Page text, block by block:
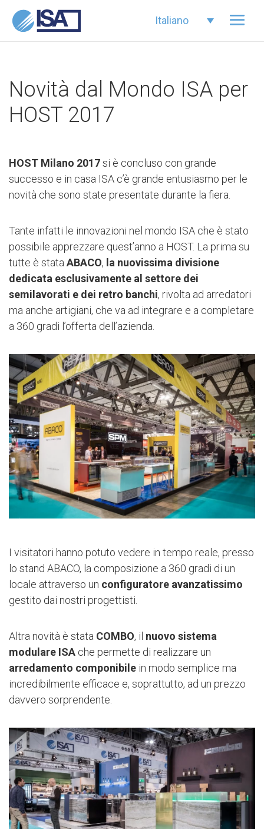
Italiano
Novità dal Mondo ISA per
HOST 2017
HOST Milano 2017si è concluso con grande
successo e in casa ISA c’è grande entusiasmo per le
novità che sono state presentate durante la fiera.
Tante infatti le innovazioni nel mondo ISA che è stato
possibile apprezzare quest’anno a HOST. La prima su
tutte è stata ABACO, la nuovissima divisione
dedicata esclusivamente al settore dei
semilavorati e dei retro banchi, rivolta ad arredatori
ma anche artigiani, che va ad integrare e a completare
a 360 gradi l’offerta dell’azienda.
I visitatori hanno potuto vedere in tempo reale, presso
lo stand ABACO, la composizione a 360 gradi di un
locale attraverso un configuratore avanzatissimo
gestito dai nostri progettisti.
Altra novità è stata COMBO, il nuovo sistema
modulare ISA che permette di realizzare un
arredamento componibile in modo semplice ma
incredibilmente efficace e, soprattutto, ad un prezzo
davvero sorprendente.